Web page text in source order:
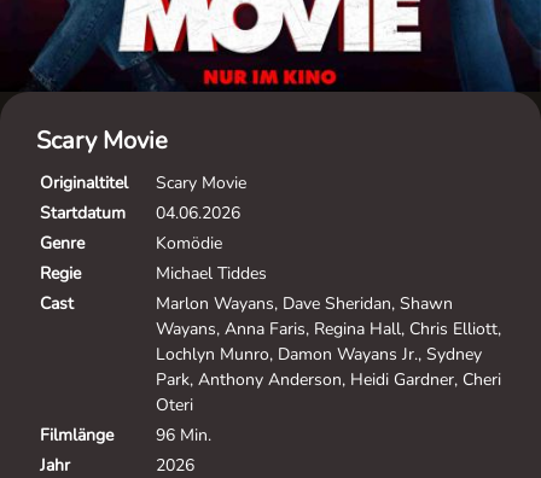
Scary Movie
Originaltitel
Scary Movie
Startdatum
04.06.2026
Genre
Komödie
Regie
Michael Tiddes
Cast
Marlon Wayans, Dave Sheridan, Shawn
Wayans, Anna Faris, Regina Hall, Chris Elliott,
Lochlyn Munro, Damon Wayans Jr., Sydney
Park, Anthony Anderson, Heidi Gardner, Cheri
Oteri
Filmlänge
96 Min.
Jahr
2026